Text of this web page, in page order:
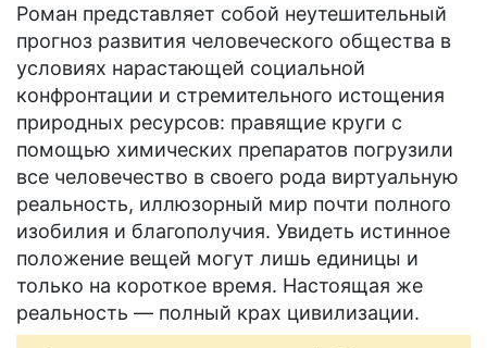
Роман представляет собой неутешительный
прогноз развития человеческого общества в
условиях нарастающей социальной
конфронтации и стремительного истощения
природных ресурсов: правящие круги с
помощью химических препаратов погрузили
все человечество в своего рода виртуальную
реальность, иллюзорный мир почти полного
изобилия и благополучия. Увидеть истинное
положение вещей могут лишь единицы и
только на короткое время. Настоящая же
реальность — полный крах цивилизации.